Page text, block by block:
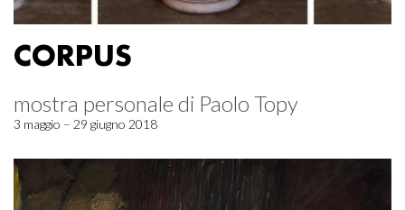
CORPUS
mostra personale di Paolo Topy
3 maggio – 29 giugno 2018